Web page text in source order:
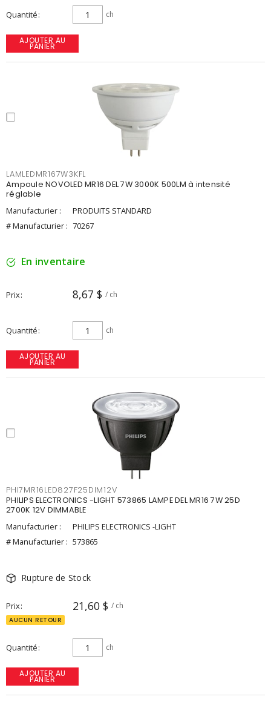
Quantité ch
AJOUTER AU
PANIER
LAMLEDMR167W3KFL
Ampoule NOVOLED MR16 DEL 7W 3000K 500LM à intensité
réglable
Manufacturier :
PRODUITS STANDARD
# Manufacturier : 70267
En inventaire
Prix 8,67 $ / ch
Quantité ch
AJOUTER AU
PANIER
PHI7MR16LED827F25DIM12V
PHILIPS ELECTRONICS -LIGHT 573865 LAMPE DEL MR16 7W 25D
2700K 12V DIMMABLE
Manufacturier :
PHILIPS ELECTRONICS -LIGHT
# Manufacturier : 573865
Rupture de Stock
Prix 21,60 $ / ch
AUCUN RETOUR
Quantité ch
AJOUTER AU
PANIER